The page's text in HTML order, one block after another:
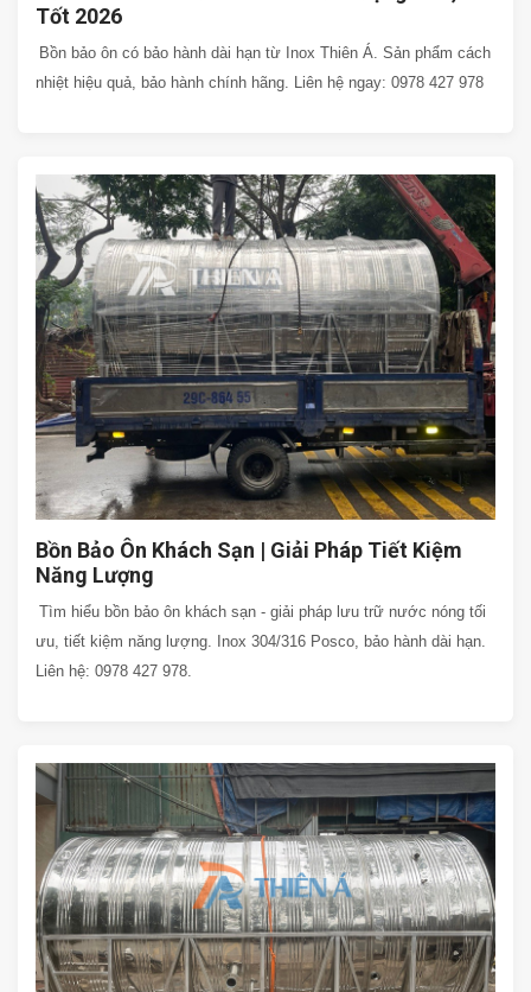
Tốt 2026
Bồn bảo ôn có bảo hành dài hạn từ Inox Thiên Á. Sản phẩm cách
nhiệt hiệu quả, bảo hành chính hãng. Liên hệ ngay: 0978 427 978
Bồn Bảo Ôn Khách Sạn | Giải Pháp Tiết Kiệm
Năng Lượng
Tìm hiểu bồn bảo ôn khách sạn - giải pháp lưu trữ nước nóng tối
ưu, tiết kiệm năng lượng. Inox 304/316 Posco, bảo hành dài hạn.
Liên hệ: 0978 427 978.